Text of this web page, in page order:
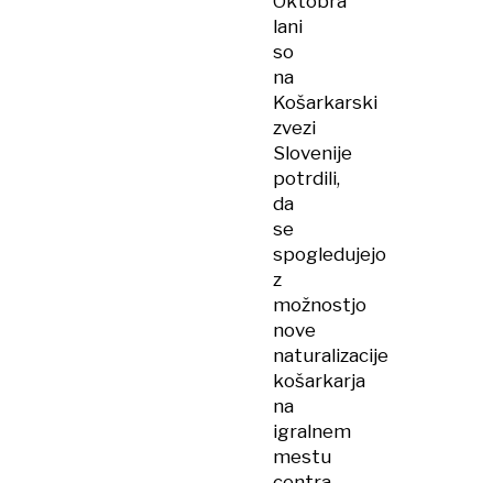
lani
so
na
Košarkarski
zvezi
Slovenije
potrdili,
da
se
spogledujejo
z
možnostjo
nove
naturalizacije
košarkarja
na
igralnem
mestu